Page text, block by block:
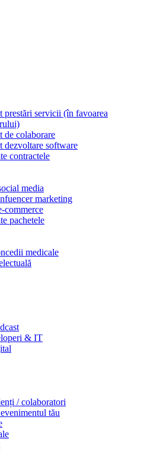
prestări servicii (în favoarea
de colaborare
dezvoltare software
contractele
media
marketing
commerce
pachetele
medicale
& IT
/ colaboratori
tău